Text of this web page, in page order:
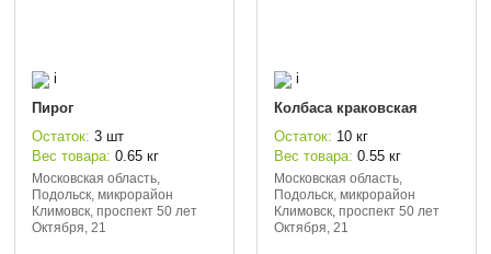
i
Пирог
Остаток:3 шт
Вес товара:0.65 кг
Московская область,
Подольск, микрорайон
Климовск, проспект 50 лет
Октября, 21
i
Колбаса краковская
Остаток: 10 кг
Вес товара: 0.55 кг
Московская область,
Подольск, микрорайон
Климовск, проспект 50 лет
Октября, 21